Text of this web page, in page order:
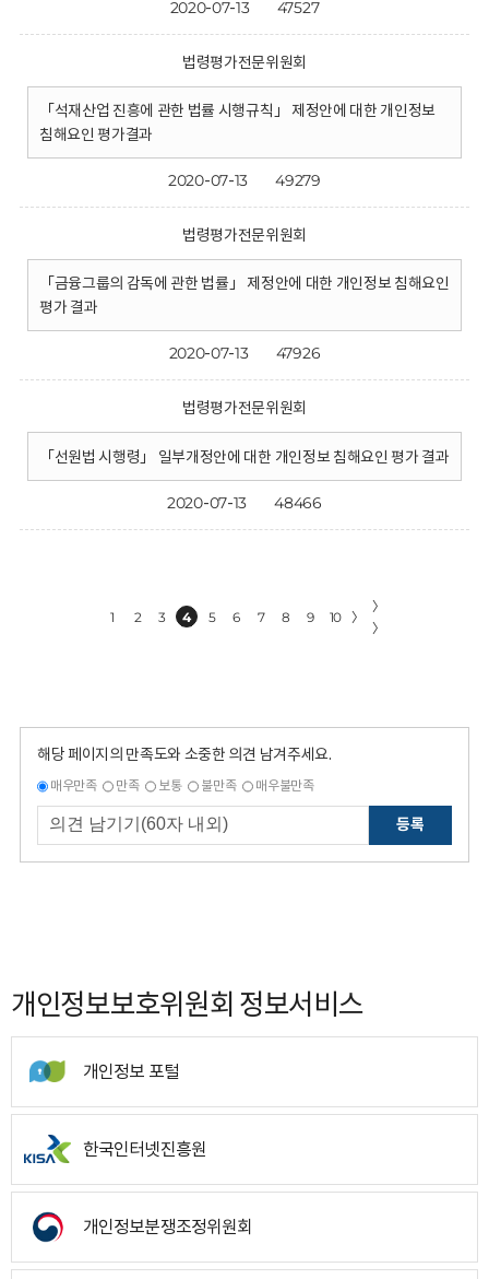
2020-07-13 47527
법령평가전문위원회
「석재산업 진흥에 관한 법률 시행규칙」 제정안에 대한 개인정보
침해요인 평가결과
2020-07-13 49279
법령평가전문위원회
「금융그룹의 감독에 관한 법률」 제정안에 대한 개인정보 침해요인
평가 결과
2020-07-13 47926
법령평가전문위원회
「선원법 시행령」 일부개정안에 대한 개인정보 침해요인 평가 결과
2020-07-13 48466
1 2 3 4 5 6 7 8 9 10 〉
〉
〉
해당 페이지의 만족도와 소중한 의견 남겨주세요.
매우만족 만족 보통 불만족 매우불만족
등록
개인정보보호위원회 정보서비스
개인정보 포털
한국인터넷진흥원
개인정보분쟁조정위원회